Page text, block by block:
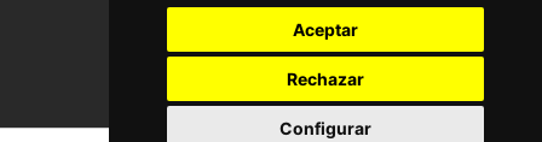
Aceptar
Rechazar
Configurar